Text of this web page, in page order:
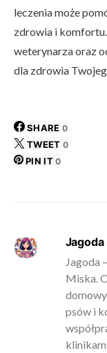
leczenia może
zdrowia i
weterynarza oraz
dla zdrowia
SHARE 0
TWEET 0
PIN IT 0
Jagoda
Jagoda
Miska.
psów i